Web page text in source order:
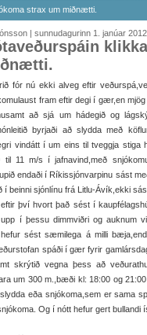
strax um miðnætti.
| sunnudagurinn 1. janúar 2012
fór nú ekki alveg eftir
fram eftir degi í gær,en
að sjá um hádegið og
byrjaði að slydda með
vindátt í um eins til tveggja stiga
til 11 m/s í jafnavind,með
endaði í Ríkissjónvarpinu sást
beinni sjónlínu frá Litlu-Ávík,ekki
því hvort það sést í
í þessu dimmviðri og auknum
sést sæmilega á milli
spáði í gær fyrir
skrýtið vegna þess að
um 300 m.,bæði kl: 18:00 og
eða snjókoma,sem er sama
Og í nótt hefur gert